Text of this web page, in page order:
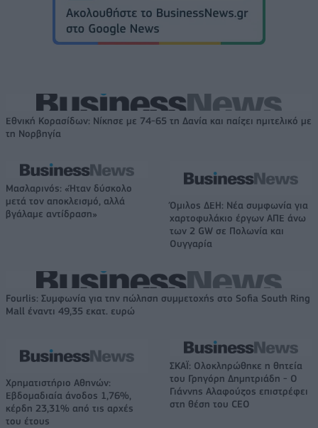
Εθνική Κορασίδων: Νίκησε με 74-65 τη Δανία και παίζει ημιτελικό με
τη Νορβηγία
Μασλαρινός: «Ήταν δύσκολο
μετά τον αποκλεισμό, αλλά
βγάλαμε αντίδραση»
Όμιλος ΔΕΗ: Νέα συμφωνία για
χαρτοφυλάκιο έργων ΑΠΕ άνω
των 2 GW σε Πολωνία και
Ουγγαρία
Fourlis: Συμφωνία για την πώληση συμμετοχής στο Sofia South Ring
Mall έναντι 49,35 εκατ. ευρώ
Χρηματιστήριο Αθηνών:
Εβδομαδιαία άνοδος 1,76%,
κέρδη 23,31% από τις αρχές
του έτους
ΣΚΑΪ: Ολοκληρώθηκε η θητεία
του Γρηγόρη Δημητριάδη - Ο
Γιάννης Αλαφούζος επιστρέφει
στη θέση του CEO